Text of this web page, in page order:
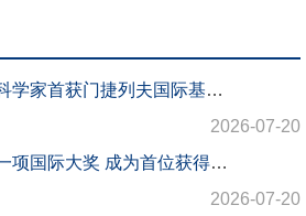
【新华每日电讯】中国科学家首获门捷列夫国际基础科学奖
2026-07-20
【合肥晚报】潘建伟获一项国际大奖 成为首位获得门捷列夫国际基础科学奖的中国学者
2026-07-20